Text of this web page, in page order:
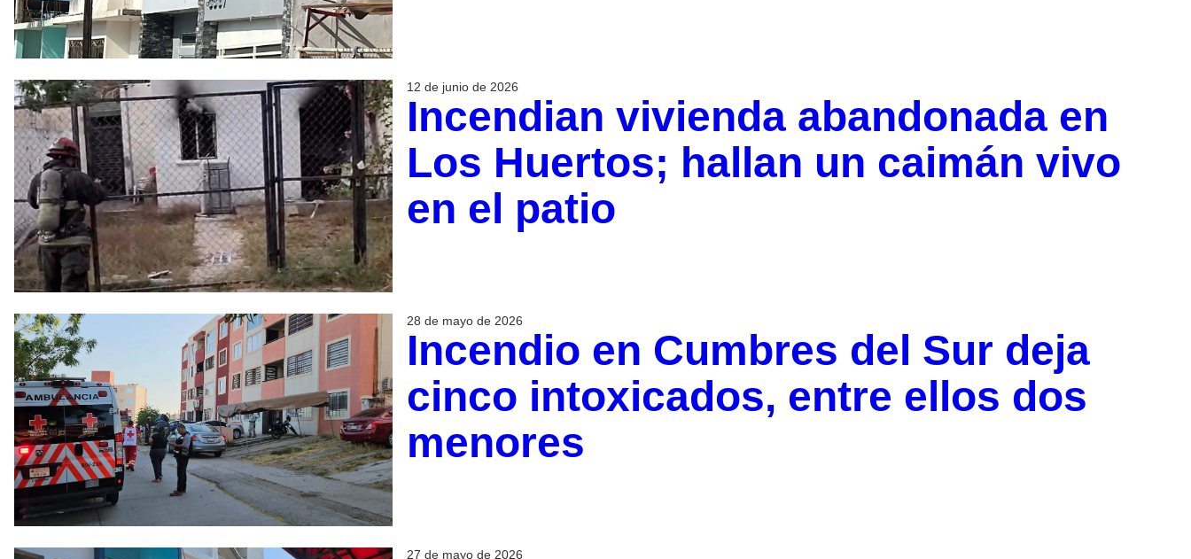
12 de junio de 2026
Incendian vivienda abandonada en
Los Huertos; hallan un caimán vivo
en el patio
28 de mayo de 2026
Incendio en Cumbres del Sur deja
cinco intoxicados, entre ellos dos
menores
27 de mayo de 2026